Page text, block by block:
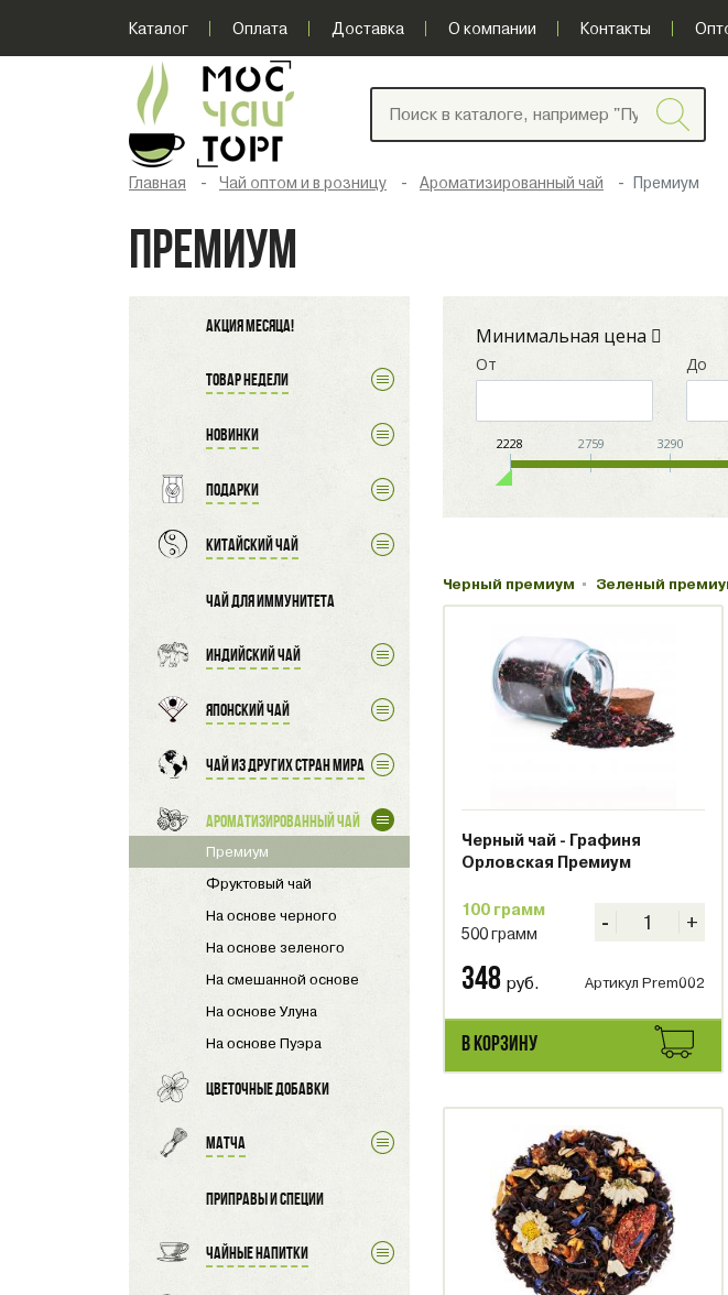
Каталог Оплата Доставка О компании Контакты
Главная Чай оптом и в розницу Ароматизированный чай Премиум
ПРЕМИУМ
Акция месяца!
Товар недели
Новинки
Подарки
Китайский чай
Чай для иммунитета
Индийский чай
Японский чай
Чай из других стран мира
Ароматизированный чай
Премиум
Фруктовый чай
На основе черного
На основе зеленого
На смешанной основе
На основе Улуна
На основе Пуэра
Цветочные добавки
Матча
Приправы и специи
Чайные напитки
Минимальная цена
От До
2228 2759 3290
Черный премиум Зеленый
Черный чай - Графиня
Орловская Премиум
100 грамм
500 грамм
- +
348 руб. Артикул Prem002
В КОРЗИНУ